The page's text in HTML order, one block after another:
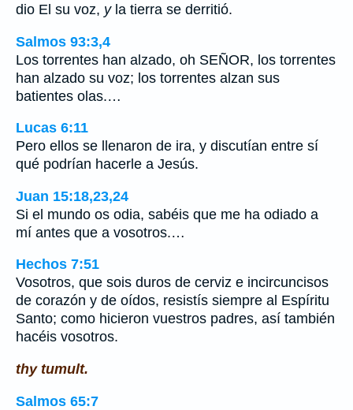
dio El su voz, yla tierra se derritió.
Salmos 93:3,4
Los torrentes han alzado, oh SEÑOR, los torrentes
han alzado su voz; los torrentes alzan sus
batientes olas.…
Lucas 6:11
Pero ellos se llenaron de ira, y discutían entre sí
qué podrían hacerle a Jesús.
Juan 15:18,23,24
Si el mundo os odia, sabéis que me ha odiado a
mí antes que a vosotros.…
Hechos 7:51
Vosotros, que sois duros de cerviz e incircuncisos
de corazón y de oídos, resistís siempre al Espíritu
Santo; como hicieron vuestros padres, así también
hacéis vosotros.
thy tumult.
Salmos 65:7